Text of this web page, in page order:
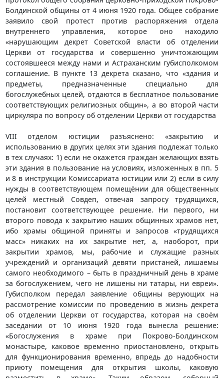
Болдинской общины от 4 июня 1920 года. Общее собрание
заявило свой протест против распоряжения отдела
внутреннего управления, которое оно находило
«нарушающим декрет Советской власти об отделении
Церкви от государства и совершенно уничтожающим
состоявшееся между нами и Астраханским губисполкомом
соглашение. В пункте 13 декрета сказано, что «здания и
предметы, предназначенные специально для
богослужебных целей, отдаются в бесплатное пользование
соответствующих религиозных общин», а во второй части
циркуляра по вопросу об отделении Церкви от государства
VIII отделом юстиции разъяснено: «закрытию и
использованию в других целях эти здания подлежат только
в тех случаях: 1) если не окажется граждан желающих взять
эти здания в пользование на условиях, изложенных в пп. 5
и 8 в инструкции Комиссариата юстиции или 2) если в силу
нужды в соответствующем помещёнии для общественных
целей местный Совдеп, отвечая запросу трудящихся,
постановит соответствующее решение. Ни первого, ни
второго повода к закрытию наших общинных храмов нет,
ибо храмы общиной приняты и запросов «трудящихся
масс» никаких на их закрытие нет, а, наоборот, при
закрытии храмов, мы, рабочие и служащие разных
учреждений и организаций девяти пристаней, лишаемы
самого необходимого – быть в праздничный день в храме
за богослужением, чего не лишены ни татары, ни евреи».
Губисполком передал заявление общины верующих на
рассмотрение комиссии по проведению в жизнь декрета
об отделении Церкви от государства, которая на своём
заседании от 10 июня 1920 года вынесла решение:
«Богослужения в храме при Покрово-Болдинском
монастыре, каковое временно приостановлено, открыть
для функционирования временно, впредь до надобности
приюту помещения для открытия школы, каковую